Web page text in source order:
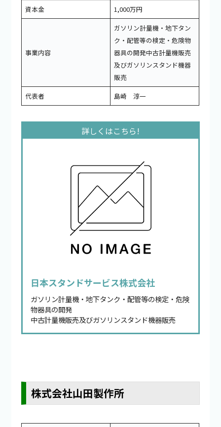
資本金
1,000万円
事業内容
ガソリン計量機・地下タン
ク・配管等の検定・危険物
器具の開発中古計量機販売
及びガソリンスタンド機器
販売
代表者
島崎 淳一
日本スタンドサービス株式会社
ガソリン計量機・地下タンク・配管等の検定・危険
物器具の開発
中古計量機販売及びガソリンスタンド機器販売
株式会社山田製作所